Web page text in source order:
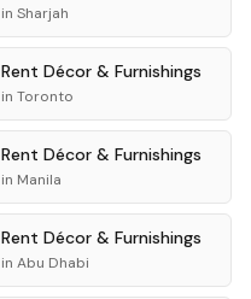
in Sharjah
Rent Décor & Furnishings
in Toronto
Rent Décor & Furnishings
in Manila
Rent Décor & Furnishings
in Abu Dhabi